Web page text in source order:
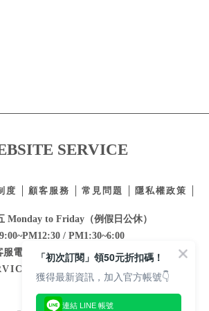
SERVICE
度 顧客服務 常見問題 隱私權政策
Monday to Friday（例假日公休）
/ PM1:30~6:00
服電話：02-2332-0855